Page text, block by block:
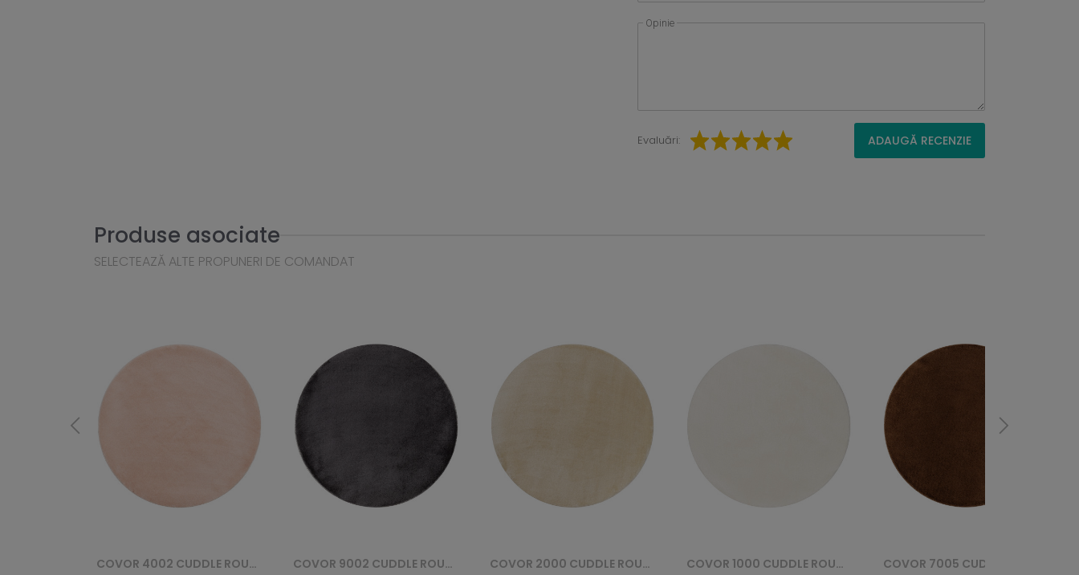
Opinie
Evaluări: ADAUGĂ RECENZIE
Produse asociate
SELECTEAZĂ ALTE PROPUNERI DE COMANDAT
COVOR 9002 CUDDLE ROUND - CZARNY COVOR 2000 CUDDLE ROUND - BEŻOWY COVOR 1000 CUDDLE ROUND - KREMOWY COVOR 7005 CUDDLE ROUND - BRĄZOWY